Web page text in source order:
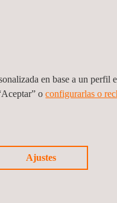
en base a un perfil
o configurarlas o
Ajustes